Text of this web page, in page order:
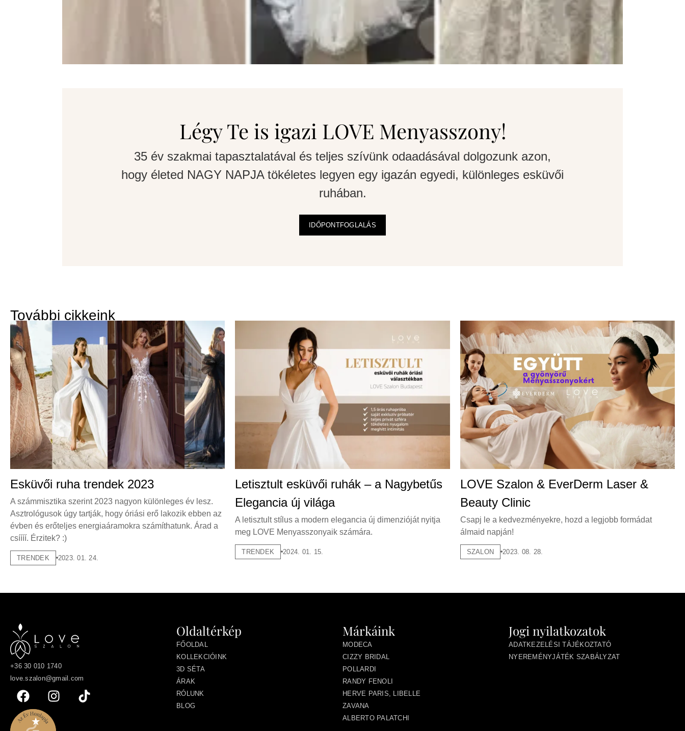
Légy Te is igazi LOVE Menyasszony!
35 év szakmai tapasztalatával és teljes szívünk odaadásával dolgozunk azon,
hogy életed NAGY NAPJA tökéletes legyen egy igazán egyedi, különleges esküvői
ruhában.
IDŐPONTFOGLALÁS
További cikkeink
Esküvői ruha trendek 2023
A számmisztika szerint 2023 nagyon különleges év lesz.
Asztrológusok úgy tartják, hogy óriási erő lakozik ebben az
évben és erőteljes energiaáramokra számíthatunk. Árad a
csíííí. Érzitek? :)
TRENDEK 2023. 01. 24.
Letisztult esküvői ruhák – a Nagybetűs
Elegancia új világa
A letisztult stílus a modern elegancia új dimenzióját nyitja
meg LOVE Menyasszonyaik számára.
TRENDEK 2024. 01. 15.
LOVE Szalon & EverDerm Laser &
Beauty Clinic
Csapj le a kedvezményekre, hozd a legjobb formádat
álmaid napján!
SZALON 2023. 08. 28.
+36 30 010 1740
love.szalon@gmail.com
Oldaltérkép
FŐOLDAL
KOLLEKCIÓINK
3D SÉTA
ÁRAK
RÓLUNK
BLOG
Márkáink
MODECA
CIZZY BRIDAL
POLLARDI
RANDY FENOLI
HERVE PARIS, LIBELLE
ZAVANA
ALBERTO PALATCHI
Jogi nyilatkozatok
ADATKEZELÉSI TÁJÉKOZTATÓ
NYEREMÉNYJÁTÉK SZABÁLYZAT